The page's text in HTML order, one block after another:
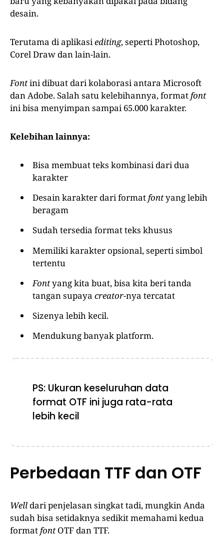
desain.
Terutama di aplikasiediting, seperti Photoshop,
Corel Draw dan lain-lain.
Fontini dibuat dari kolaborasi antara Microsoft
dan Adobe. Salah satu kelebihannya, formatfont
ini bisa menyimpan sampai 65.000 karakter.
Kelebihan lainnya:
Bisa membuat teks kombinasi dari dua
karakter
Desain karakter dari formatfontyang lebih
beragam
Sudah tersedia format teks khusus
Memiliki karakter opsional, seperti simbol
tertentu
Fontyang kita buat, bisa kita beri tanda
tangan supaya creator-nya tercatat
Sizenya lebih kecil.
Mendukung banyak platform.
PS: Ukuran keseluruhan data
format OTF ini juga rata-rata
lebih kecil
Perbedaan TTF dan OTF
Well dari penjelasan singkat tadi, mungkin Anda
sudah bisa setidaknya sedikit memahami kedua
formatfontOTF dan TTF.